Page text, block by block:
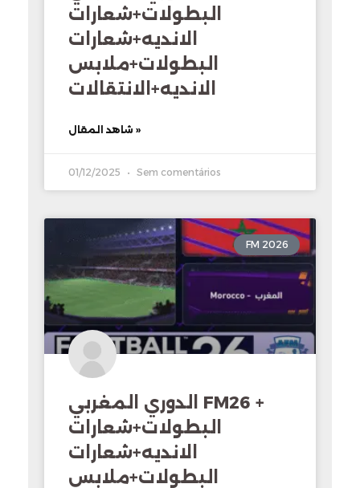
البطولات+شعارات
الانديه+شعارات
البطولات+ملابس
الانديه+الانتقالات
شاهد المقال »
01/12/2025 Sem comentários
FM 2026
الدوري المغربي FM26 +
البطولات+شعارات
الانديه+شعارات
البطولات+ملابس